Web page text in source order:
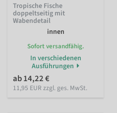
Tropische Fische
doppeltseitig mit
Wabendetail
innen
Sofort versandfähig.
In verschiedenen
Ausführungen
ab 14,22 €
11,95 EUR zzgl. ges. MwSt.